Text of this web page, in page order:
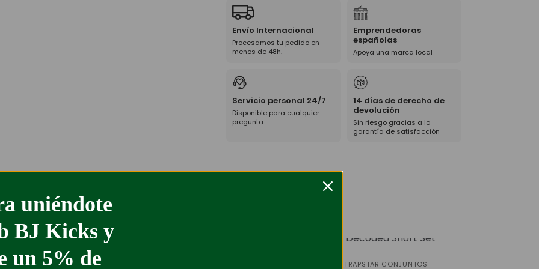
Envío Internacional
Procesamos tu pedido en
menos de 48h.
Emprendedoras
españolas
Apoya una marca local
Servicio personal 24/7
Disponible para cualquier
pregunta
14 días de derecho de
devolución
Sin riesgo gracias a la
garantía de satisfacción
TRAPSTAR CONJUNTOS
uniéndote
BJ Kicks y
un 5% de